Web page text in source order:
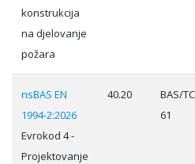
konstrukcija
na djelovanje
požara
nsBAS EN
1994-2:2026
Evrokod 4 -
Projektovanje
40.20
BAS/TC
61